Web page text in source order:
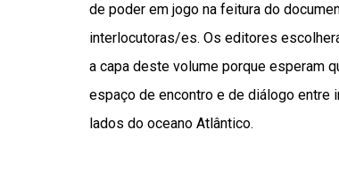
de poder em jogo na feitura do
interlocutoras/es. Os editores
a capa deste volume porque esperam
espaço de encontro e de diálogo
lados do oceano Atlântico.